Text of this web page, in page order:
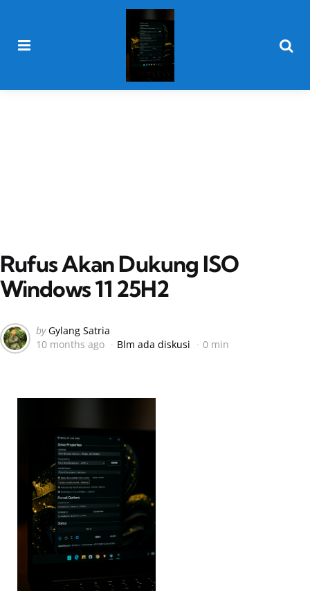
Rufus Akan Dukung ISO
Windows 11 25H2
Posted
by
by Gylang Satria
10 months ago
Blm ada diskusi 0 min